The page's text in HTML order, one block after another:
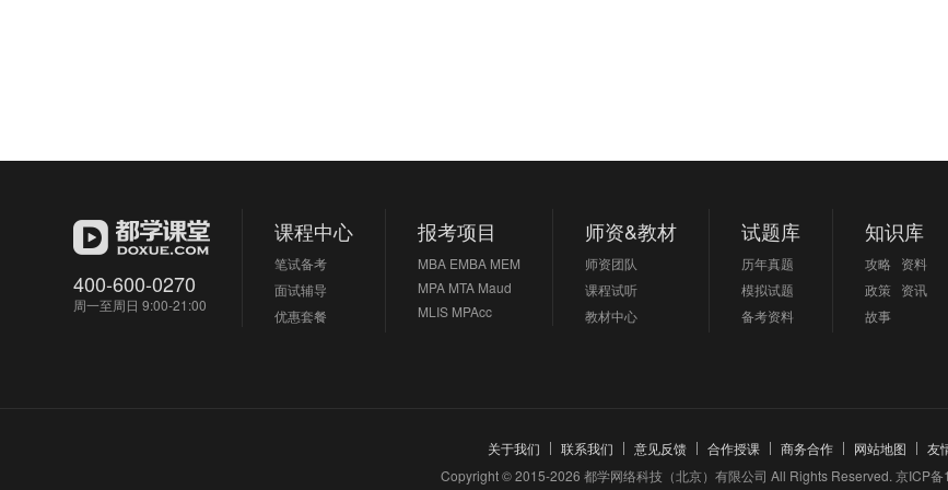
400-600-0270
周一至周日 9:00-21:00
课程中心
笔试备考
面试辅导
优惠套餐
报考项目
MBA EMBA MEM
MPA MTA Maud
MLIS MPAcc
师资&教材
师资团队
课程试听
教材中心
试题库
历年真题
模拟试题
备考资料
知识库
攻略
资料
政策 资讯
故事
关于我们 联系我们 意见反馈 合作授课 商务合作 网站地图
友
Copyright © 2015-2026 都学网络科技（北京）有限公司 All Rights Reserved. 京ICP